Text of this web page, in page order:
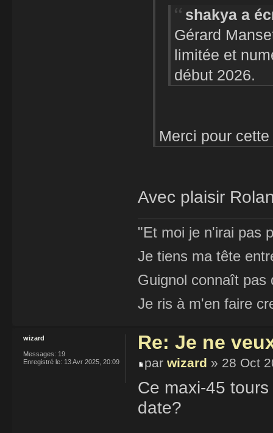
shakya a
Gérard
limitée et
début 2026.
Merci pour
Avec plaisir
"Et moi je n'irai pas
Je tiens ma tête
Guignol connaît pas
Je ris à m'en faire
Re: Je ne
par wizard » 28 Oct
Ce maxi-45
date?
wizard
Messages: 19
Enregistré le: 13 Avr 2025, 20:09